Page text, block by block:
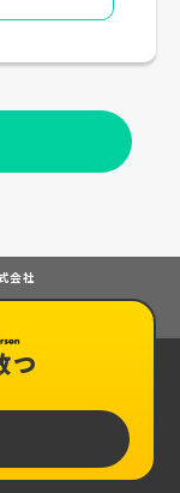
会社
つ